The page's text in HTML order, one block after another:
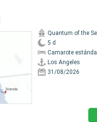
Quantum of the
5 d
Camarote
Los Angeles
31/08/2026